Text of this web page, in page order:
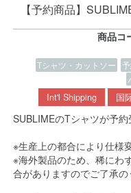
【予約商品】
商品コ
Tシャツ・カットソー
Int'l Shipping 国
SUBLIMEのTシャツが予約
※生産上の都合により仕様
※海外製品のため、稀にわ
合がありますのでご了承